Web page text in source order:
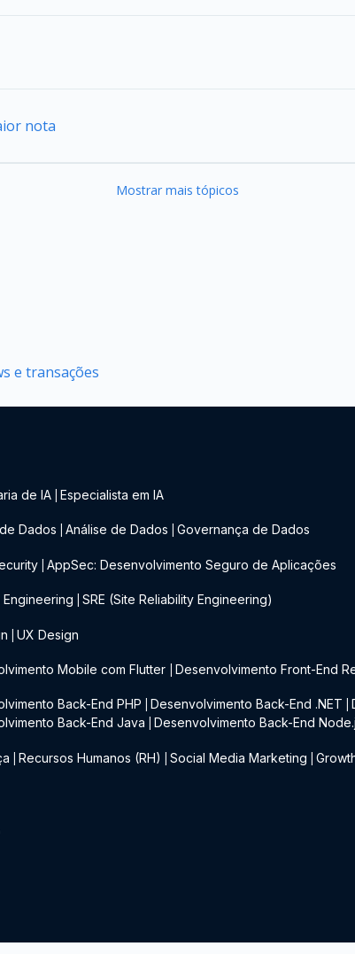
nota
Mostrar mais tópicos
e transações
de IA Especialista em IA
Dados Análise de Dados Governança de Dados
AppSec: Desenvolvimento Seguro de Aplicações
Engineering SRE (Site Reliability Engineering)
UX Design
Mobile com Flutter Desenvolvimento Front-End
Back-End PHP Desenvolvimento Back-End .NET
Back-End Java Desenvolvimento Back-End
Recursos Humanos (RH) Social Media Marketing